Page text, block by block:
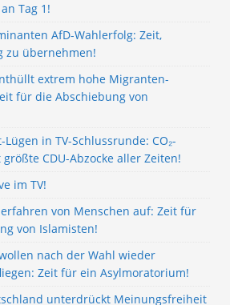
Tag 1!
AfD-Wahlerfolg: Zeit,
zu übernehmen!
extrem hohe Migranten-
für die Abschiebung von
in TV-Schlussrunde: CO₂-
CDU-Abzocke aller Zeiten!
im TV!
von Menschen auf: Zeit für
von Islamisten!
nach der Wahl wieder
Zeit für ein Asylmoratorium!
unterdrückt Meinungsfreiheit